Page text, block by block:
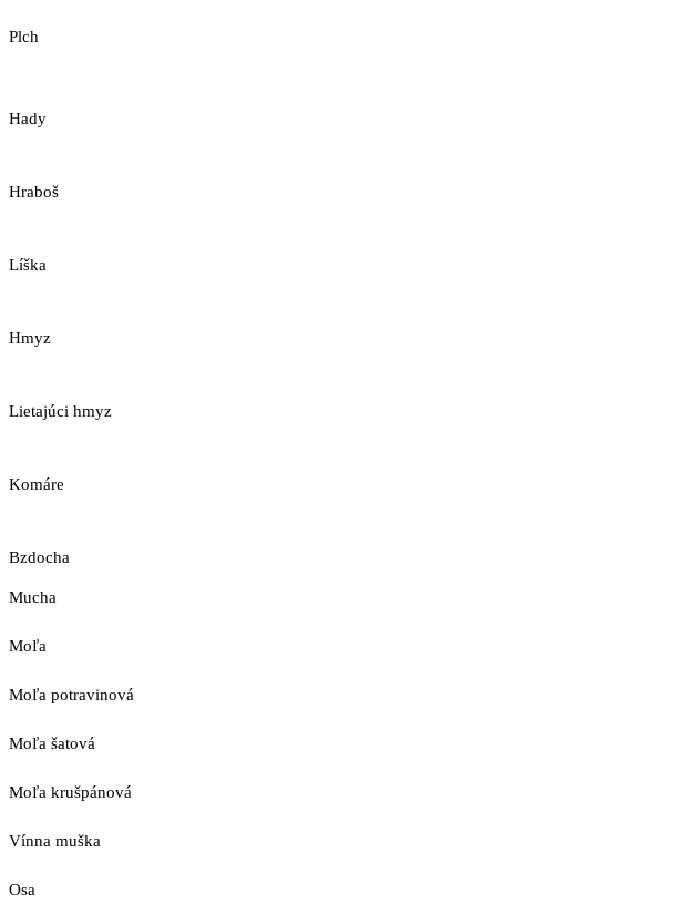
Plch
Hady
Hraboš
Líška
Hmyz
Lietajúci hmyz
Komáre
Bzdocha
Mucha
Moľa
Moľa potravinová
Moľa šatová
Moľa krušpánová
Vínna muška
Osa